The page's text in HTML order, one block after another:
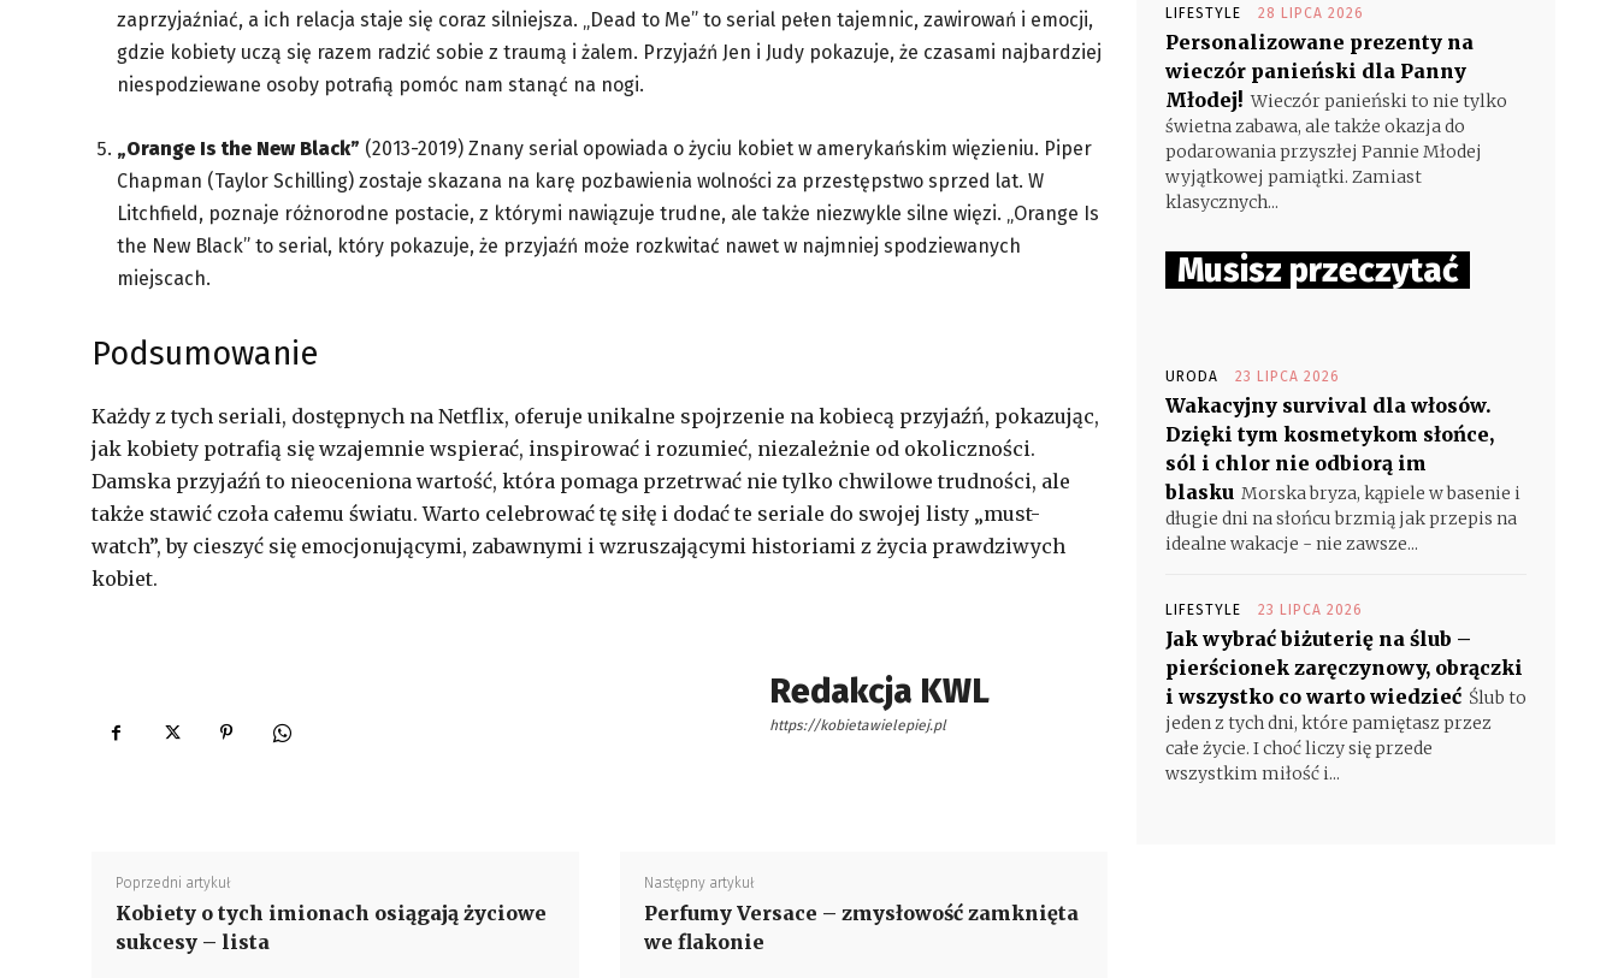
zaprzyjaźniać, a ich relacja staje się coraz silniejsza. „Dead to Me” to serial pełen tajemnic, zawirowań i emocji,
gdzie kobiety uczą się razem radzić sobie z traumą i żalem. Przyjaźń Jen i Judy pokazuje, że czasami najbardziej
niespodziewane osoby potrafią pomóc nam stanąć na nogi.
„Orange Is the New Black” (2013-2019) Znany serial opowiada o życiu kobiet w amerykańskim więzieniu. Piper
Chapman (Taylor Schilling) zostaje skazana na karę pozbawienia wolności za przestępstwo sprzed lat. W
Litchfield, poznaje różnorodne postacie, z którymi nawiązuje trudne, ale także niezwykle silne więzi. „Orange Is
the New Black” to serial, który pokazuje, że przyjaźń może rozkwitać nawet w najmniej spodziewanych
miejscach.
Podsumowanie
Każdy z tych seriali, dostępnych na Netflix, oferuje unikalne spojrzenie na kobiecą przyjaźń, pokazując,
jak kobiety potrafią się wzajemnie wspierać, inspirować i rozumieć, niezależnie od okoliczności.
Damska przyjaźń to nieoceniona wartość, która pomaga przetrwać nie tylko chwilowe trudności, ale
także stawić czoła całemu światu. Warto celebrować tę siłę i dodać te seriale do swojej listy „must-
watch”, by cieszyć się emocjonującymi, zabawnymi i wzruszającymi historiami z życia prawdziwych
kobiet.
Redakcja KWL
https://kobietawielepiej.pl
Poprzedni artykuł
Kobiety o tych imionach osiągają życiowe
sukcesy – lista
Następny artykuł
Perfumy Versace – zmysłowość zamknięta
we flakonie
LIFESTYLE 28 LIPCA 2026
Personalizowane prezenty na
wieczór panieński dla Panny
Młodej! Wieczór panieński to nie tylko
świetna zabawa, ale także okazja do
podarowania przyszłej Pannie Młodej
wyjątkowej pamiątki. Zamiast
klasycznych...
Musisz przeczytać
URODA 23 LIPCA 2026
Wakacyjny survival dla włosów.
Dzięki tym kosmetykom słońce,
sól i chlor nie odbiorą im
blasku Morska bryza, kąpiele w basenie i
długie dni na słońcu brzmią jak przepis na
idealne wakacje - nie zawsze...
LIFESTYLE 23 LIPCA 2026
Jak wybrać biżuterię na ślub –
pierścionek zaręczynowy, obrączki
i wszystko co warto wiedzieć Ślub to
jeden z tych dni, które pamiętasz przez
całe życie. I choć liczy się przede
wszystkim miłość i...